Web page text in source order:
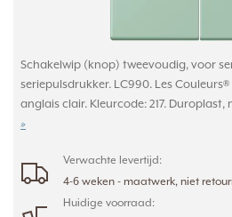
Schakelwip (knop) tweevoudig, voor
seriepulsdrukker. LC990. Les
anglais clair. Kleurcode: 217. Duroplast,
»
Verwachte levertijd:
4-6 weken - maatwerk, niet
Huidige voorraad: